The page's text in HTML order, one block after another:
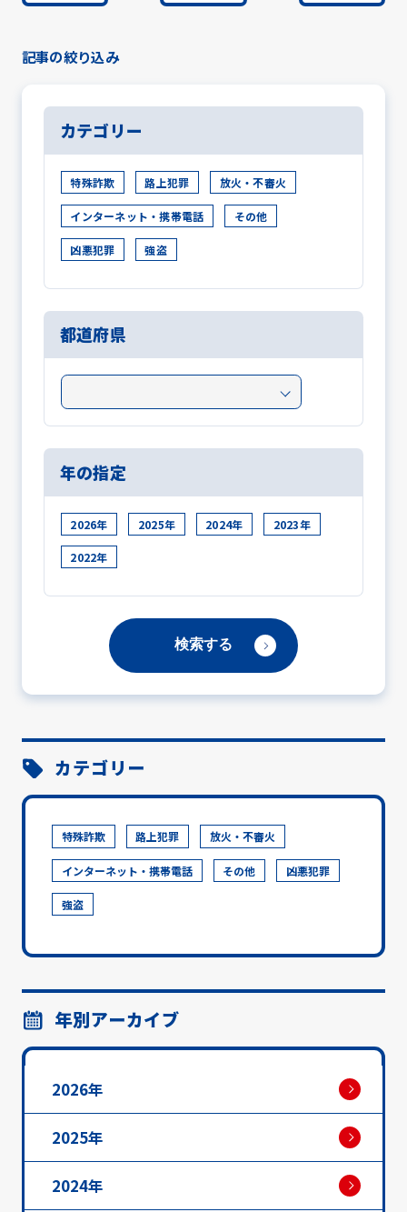
記事の絞り込み
カテゴリー
特殊詐欺 路上犯罪 放火・不審火
インターネット・携帯電話 その他
凶悪犯罪 強盗
都道府県
年の指定
2026年 2025年 2024年 2023年
2022年
カテゴリー
特殊詐欺 路上犯罪 放火・不審火
インターネット・携帯電話 その他 凶悪犯罪
強盗
年別アーカイブ
2026年
2025年
2024年